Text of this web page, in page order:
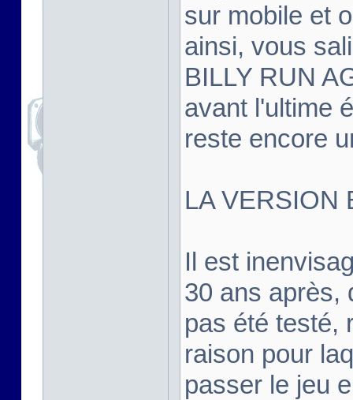
sur mobile et
ainsi, vous
BILLY RUN
avant l'ultime
reste encore
LA VERSION
Il est
30 ans après,
pas été testé,
raison pour
passer le jeu